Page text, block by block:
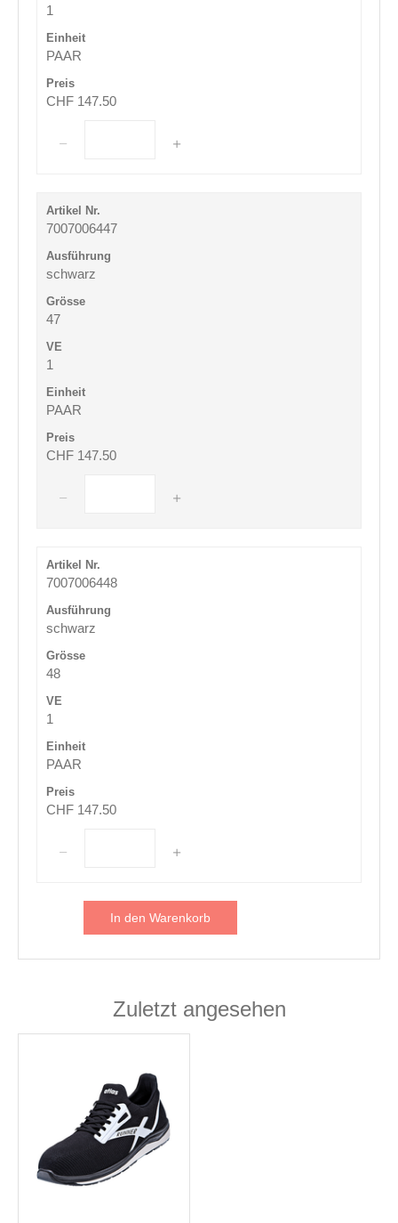
1
PAAR
CHF 147.50
7007006447
schwarz
47
1
PAAR
CHF 147.50
7007006448
schwarz
48
1
PAAR
CHF 147.50
In den Warenkorb
Zuletzt angesehen